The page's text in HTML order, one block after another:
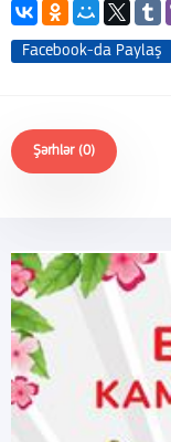
Facebook-da Paylaş
Şərhlər (0)